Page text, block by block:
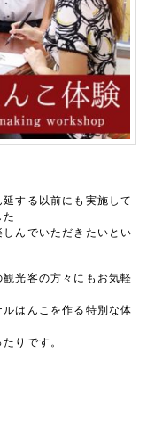
する以前にも実施して
んでいただきたいとい
光客の方々にもお気軽
はんこを作る特別な体
りです。